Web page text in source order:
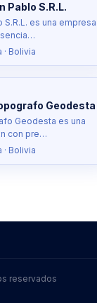
Pablo S.R.L.
S.R.L. es una empresa
· Bolivia
Geodesta
Geodesta es una
con pre…
· Bolivia
reservados